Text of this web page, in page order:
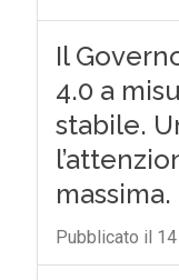
Il
4.0 a
stabile.
Pubblicato il